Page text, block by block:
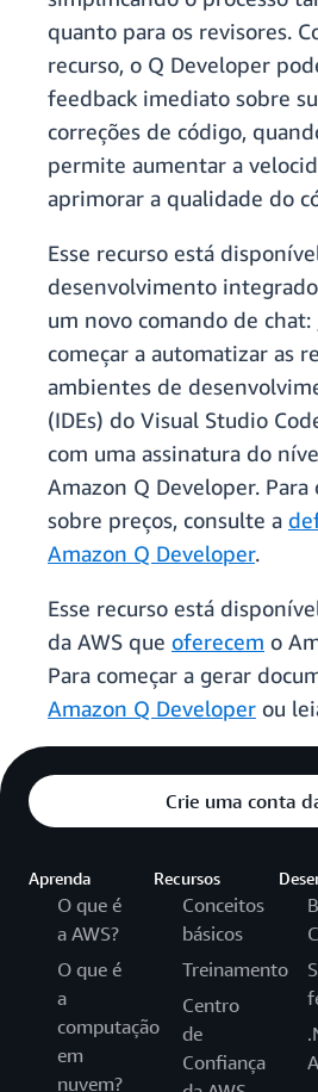
quanto para os revisores.
recurso, o Q Developer
feedback imediato sobre
correções de código,
permite aumentar a
aprimorar a qualidade do
Esse recurso está
desenvolvimento
um novo comando de
começar a automatizar as
ambientes de
(IDEs) do Visual Studio
com uma assinatura do
Amazon Q Developer.
sobre preços, consulte a
Amazon Q Developer.
Esse recurso está
da AWS que oferecem o
Para começar a gerar
Amazon Q Developer ou
Crie uma conta
Aprenda
O que é
a AWS?
O que é
a
computação
em
nuvem?
Recursos
Conceitos
básicos
Treinamento
Centro
de
Confiança